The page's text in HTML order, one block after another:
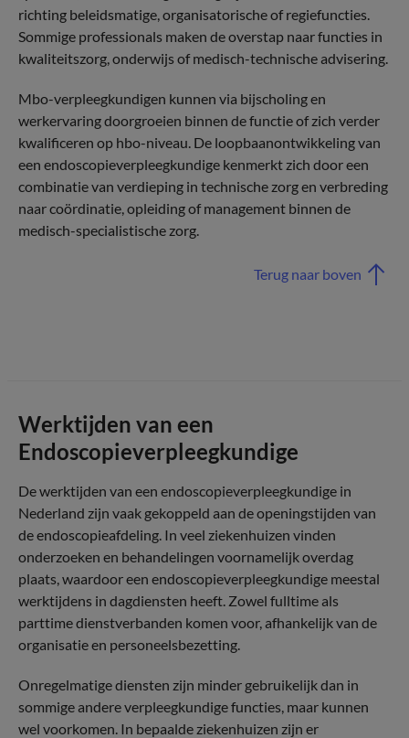
richting beleidsmatige, organisatorische of regiefuncties.
Sommige professionals maken de overstap naar functies in
kwaliteitszorg, onderwijs of medisch-technische advisering.
Mbo-verpleegkundigen kunnen via bijscholing en
werkervaring doorgroeien binnen de functie of zich verder
kwalificeren op hbo-niveau. De loopbaanontwikkeling van
een endoscopieverpleegkundige kenmerkt zich door een
combinatie van verdieping in technische zorg en verbreding
naar coördinatie, opleiding of management binnen de
medisch-specialistische zorg.
Terug naar boven
Werktijden van een
Endoscopieverpleegkundige
De werktijden van een endoscopieverpleegkundige in
Nederland zijn vaak gekoppeld aan de openingstijden van
de endoscopieafdeling. In veel ziekenhuizen vinden
onderzoeken en behandelingen voornamelijk overdag
plaats, waardoor een endoscopieverpleegkundige meestal
werktijdens in dagdiensten heeft. Zowel fulltime als
parttime dienstverbanden komen voor, afhankelijk van de
organisatie en personeelsbezetting.
Onregelmatige diensten zijn minder gebruikelijk dan in
sommige andere verpleegkundige functies, maar kunnen
wel voorkomen. In bepaalde ziekenhuizen zijn er